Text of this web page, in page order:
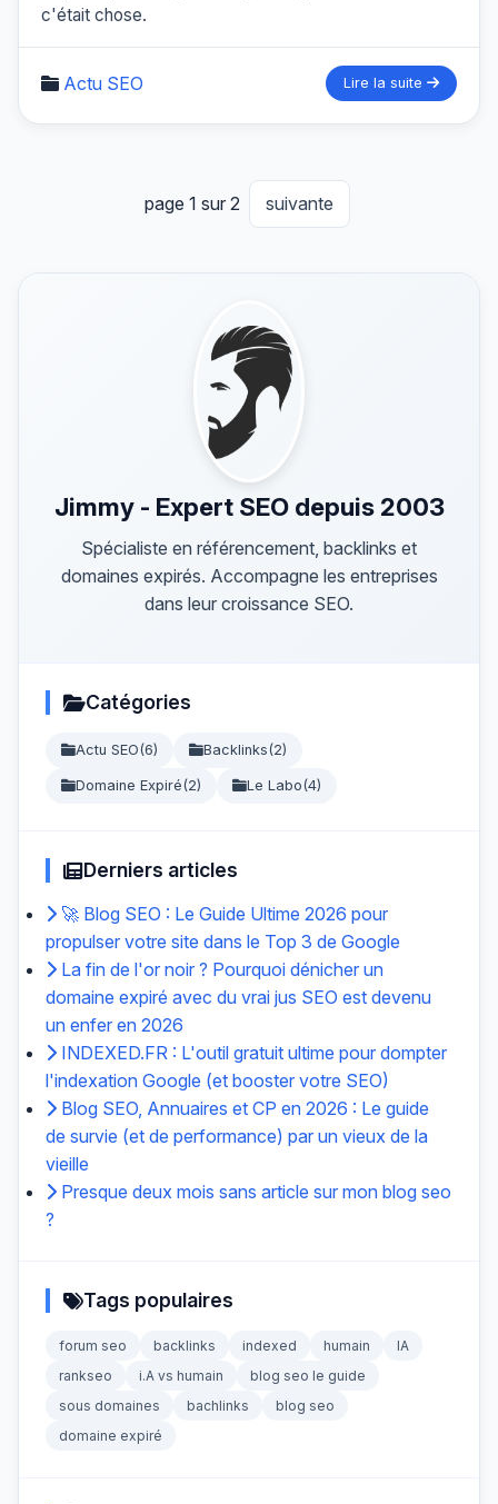
c'était chose.
Actu SEO Lire la suite
page 1 sur 2 suivante
Jimmy - Expert SEO depuis 2003
Spécialiste en référencement, backlinks et
domaines expirés. Accompagne les entreprises
dans leur croissance SEO.
Catégories
Actu SEO(6) Backlinks(2)
Domaine Expiré(2) Le Labo(4)
Derniers articles
🚀 Blog SEO : Le Guide Ultime 2026 pour
propulser votre site dans le Top 3 de Google
La fin de l'or noir ? Pourquoi dénicher un
domaine expiré avec du vrai jus SEO est devenu
un enfer en 2026
INDEXED.FR : L'outil gratuit ultime pour dompter
l'indexation Google (et booster votre SEO)
Blog SEO, Annuaires et CP en 2026 : Le guide
de survie (et de performance) par un vieux de la
vieille
Presque deux mois sans article sur mon blog seo
?
Tags populaires
forum seo backlinks indexed humain
IA
rankseo
i.A vs humain
blog seo le guide
sous domaines
bachlinks
blog seo
domaine expiré